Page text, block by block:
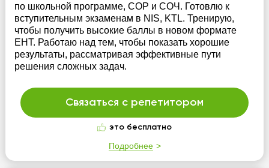
по школьной программе, СОР и СОЧ. Готовлю к
вступительным экзаменам в NIS, KTL. Тренирую,
чтобы получить высокие баллы в новом формате
EНТ. Работаю над тем, чтобы показать хорошие
результаты, рассматривая эффективные пути
решения сложных задач.
Связаться с репетитором
это бесплатно
Подробнее